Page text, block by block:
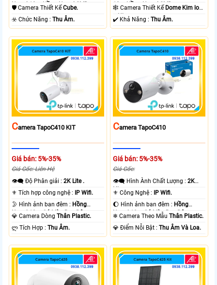
Ngoại 10m Hồng Ngoại SMD.
🛡 Camera Thiết KếCube.
️☣️ Chức Năng :Thu Âm.
10m Hồng Ngoại SMD.
🕸️ Camera Thiết Kế Dome Kim loại
+ Nhựa.
️✔️ Khả Năng :Thu Âm.
CAmera TapoC410 KIT
Giá bán: 5%-35%
Giá Gốc: Liên Hệ
👁️‍🗨 Độ Phân giải :2K Lite .
⚜️ Tích hợp công nghệ : IP Wifi.
🌛 Hình ảnh ban đêm : Hồng
Ngoại 10m Có Màu Ban Ðêm.
💎 Camera DòngThân Plastic.
️ლ Tích Hợp :Thu Âm.
CAmera TapoC410
Giá bán: 5%-35%
Giá Gốc:
👁️‍🗨 Hình Ành Chất Lượng :2K
Lite .
⚜️ Công Nghệ : IP Wifi.
🌔 Hình ảnh ban đêm : Hồng
Ngoại 10m Có Màu Ban Ðêm.
❄ Camera Theo MẫuThân Plastic.
️💎 Điểm Nỗi Bật :Thu Âm Và Loa.